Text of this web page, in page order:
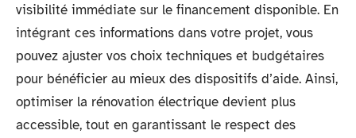
visibilité immédiate sur le financement disponible. En
intégrant ces informations dans votre projet, vous
pouvez ajuster vos choix techniques et budgétaires
pour bénéficier au mieux des dispositifs d’aide. Ainsi,
optimiser la rénovation électrique devient plus
accessible, tout en garantissant le respect des